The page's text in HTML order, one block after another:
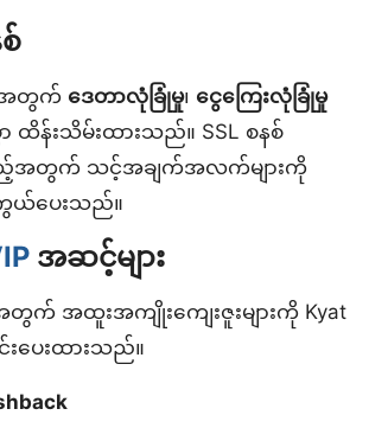
းအတွက် ဒေတာလုံခြုံမှု၊ ငွေကြေးလုံခြုံမှု
န်းသိမ်းထားသည်။ SSL စနစ်
အတွက် သင့်အချက်အလက်များကို
ယ်ပေးသည်။
အဆင့်များ
အတွက် အထူးအကျိုးကျေးဇူးများကို Kyat
ပေးထားသည်။